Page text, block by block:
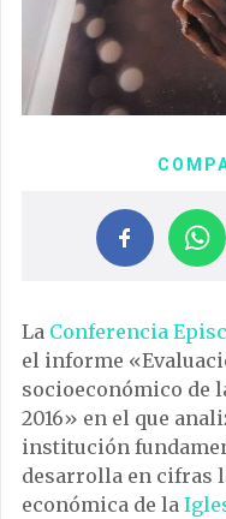
La Conferencia
el informe
socioeconómico de
2016» en el que
institución
desarrolla en cifras
económica de la